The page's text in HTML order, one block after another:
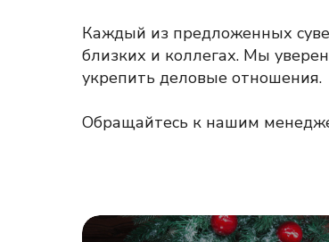
Каждый из предложенных
близких и коллегах. Мы
укрепить деловые отношения.
Обращайтесь к нашим